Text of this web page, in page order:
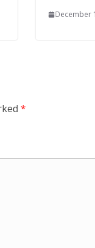
December
*